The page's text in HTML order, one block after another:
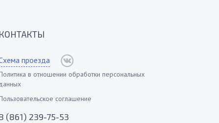
проезда
в отношении обработки персональных
соглашение
(861) 239-75-53